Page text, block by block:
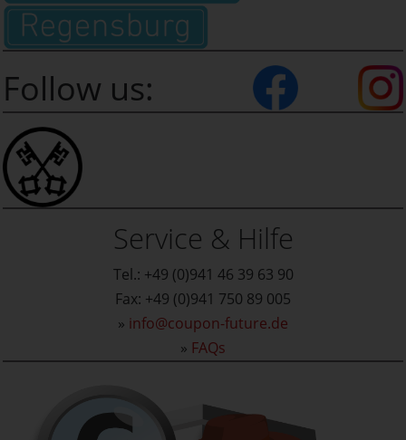
Follow us:
Service & Hilfe
Tel.: +49 (0)941 46 39 63 90
Fax: +49 (0)941 750 89 005
» info@coupon-future.de
» FAQs